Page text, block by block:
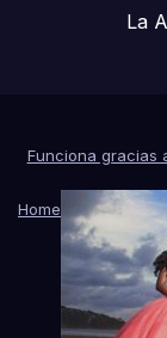
La
Funciona gracias
Home